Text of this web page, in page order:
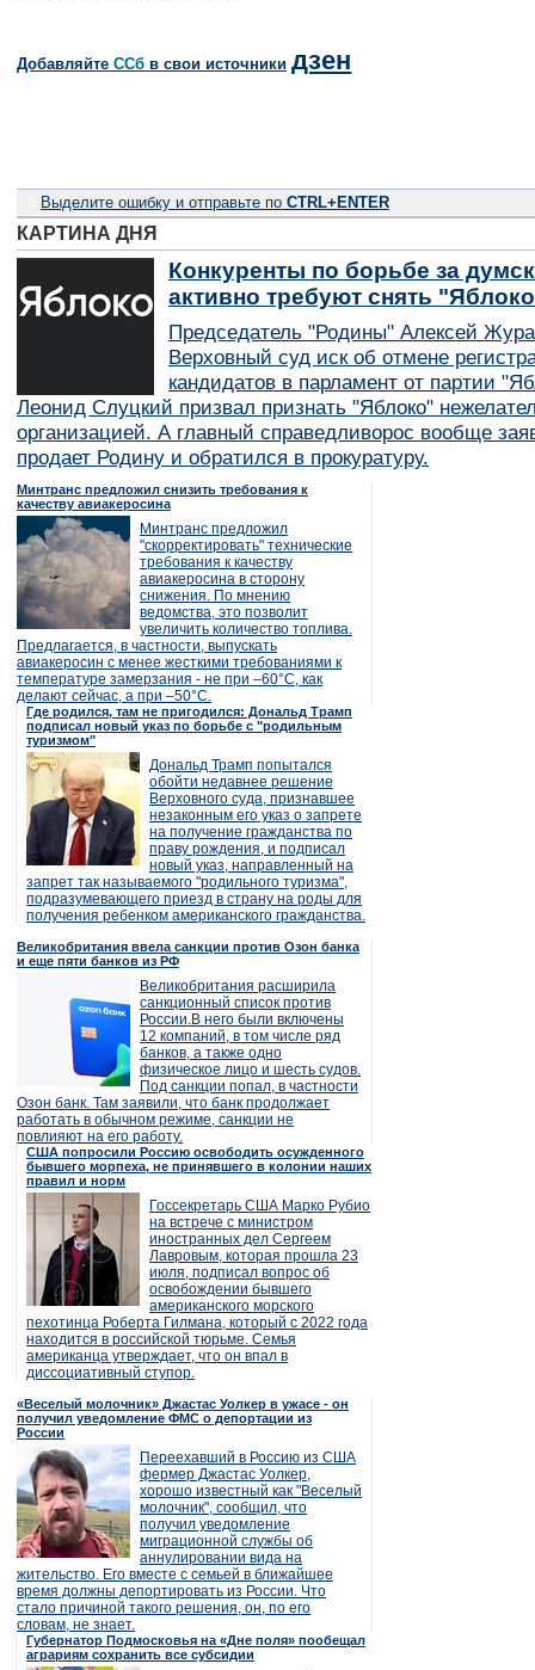
Добавляйте CСб в свои источники дзен
Выделите ошибку и отправьте по CTRL+ENTER
КАРТИНА ДНЯ
Конкуренты по борьбе за
активно требуют снять
Председатель "Родины" Алексей
Верховный суд иск об отмене
кандидатов в парламент от партии
Леонид Слуцкий призвал признать "Яблоко"
организацией. А главный справедливорос вообще
продает Родину и обратился в прокуратуру.
Минтранс предложил снизить требования к
качеству авиакеросина
Минтранс предложил
"скорректировать" технические
требования к качеству
авиакеросина в сторону
снижения. По мнению
ведомства, это позволит
увеличить количество топлива.
Предлагается, в частности, выпускать
авиакеросин с менее жесткими требованиями к
температуре замерзания - не при –60°C, как
делают сейчас, а при –50°C.
Где родился, там не пригодился: Дональд Трамп
подписал новый указ по борьбе с "родильным
туризмом"
Дональд Трамп попытался
обойти недавнее решение
Верховного суда, признавшее
незаконным его указ о запрете
на получение гражданства по
праву рождения, и подписал
новый указ, направленный на
запрет так называемого "родильного туризма",
подразумевающего приезд в страну на роды для
получения ребенком американского гражданства.
Великобритания ввела санкции против Озон банка
и еще пяти банков из РФ
Великобритания расширила
санкционный список против
России.В него были включены
12 компаний, в том числе ряд
банков, а также одно
физическое лицо и шесть судов.
Под санкции попал, в частности
Озон банк. Там заявили, что банк продолжает
работать в обычном режиме, санкции не
повлияют на его работу.
США попросили Россию освободить осужденного
бывшего морпеха, не принявшего в колонии наших
правил и норм
Госсекретарь США Марко Рубио
на встрече с министром
иностранных дел Сергеем
Лавровым, которая прошла 23
июля, подписал вопрос об
освобождении бывшего
американского морского
пехотинца Роберта Гилмана, который с 2022 года
находится в российской тюрьме. Семья
американца утверждает, что он впал в
диссоциативный ступор.
«Веселый молочник» Джастас Уолкер в ужасе - он
получил уведомление ФМС о депортации из
России
Переехавший в Россию из США
фермер Джастас Уолкер,
хорошо известный как "Веселый
молочник", сообщил, что
получил уведомление
миграционной службы об
аннулировании вида на
жительство. Его вместе с семьей в ближайшее
время должны депортировать из России. Что
стало причиной такого решения, он, по его
словам, не знает.
Губернатор Подмосковья на «Дне поля» пообещал
аграриям сохранить все субсидии